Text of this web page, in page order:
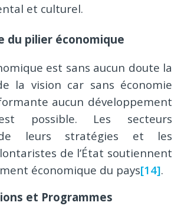
et culturel.
du pilier économique
est sans aucun doute la
la vision car sans économie
aucun développement
possible. Les secteurs
leurs stratégies et les
de l’État soutiennent
économique du pays[14].
et Programmes